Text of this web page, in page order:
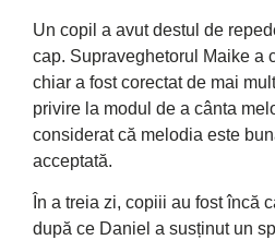
Un copil a avut destul de
cap. Supraveghetorul Maike a
chiar a fost corectat de mai
privire la modul de a cânta
considerat că melodia este
acceptată.
În a treia zi, copiii au fost încă
după ce Daniel a susținut un